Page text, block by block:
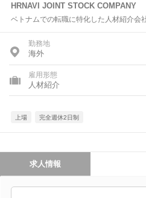
HRNAVI JOINT STOCK COMPANY
ベトナムでの転職に特化した人材紹介会
勤務地
海外
雇用形態
人材紹介
上場 完全週休2日制
求人情報